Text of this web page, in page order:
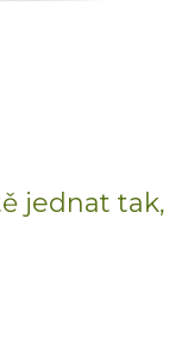
jednat tak,